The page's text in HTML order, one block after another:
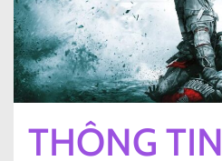
THÔNG TIN